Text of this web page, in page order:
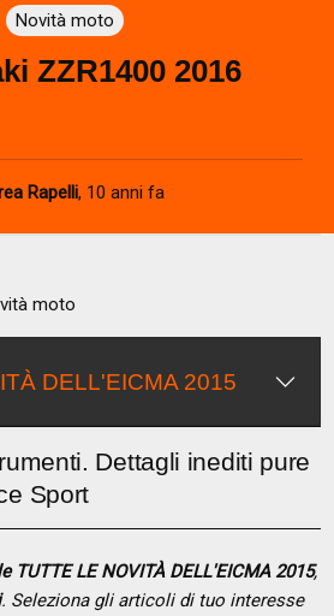
Novità moto
ZZR1400 2016
Rapelli, 10 anni fa
moto
DELL'EICMA 2015
Dettagli inediti pure
Sport
TUTTE LE NOVITÀ DELL'EICMA 2015,
. Seleziona gli articoli di tuo interesse